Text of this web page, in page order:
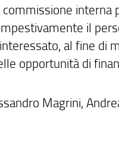
interna
il
al fine di
opportunità di
Magrini,